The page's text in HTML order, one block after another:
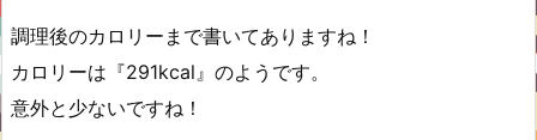
調理後のカロリーまで書いてありますね！
カロリーは『291kcal』のようです。
意外と少ないですね！